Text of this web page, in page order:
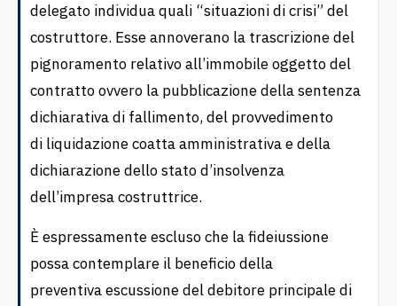
delegato individua quali “situazioni di crisi” del
costruttore. Esse annoverano la trascrizione del
pignoramento relativo all’immobile oggetto del
contratto ovvero la pubblicazione della sentenza
dichiarativa di fallimento, del provvedimento
di liquidazione coatta amministrativa e della
dichiarazione dello stato d’insolvenza
dell’impresa costruttrice.
È espressamente escluso che la fideiussione
possa contemplare il beneficio della
preventiva escussione del debitore principale di